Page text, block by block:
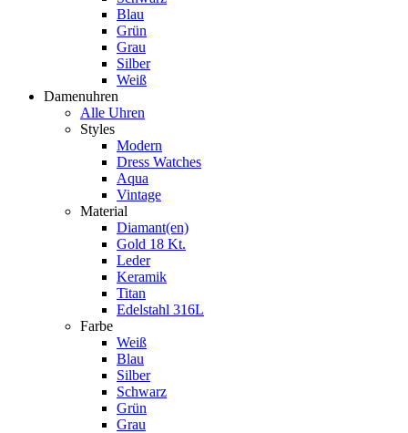
Blau
Grün
Grau
Silber
Weiß
Damenuhren
Alle Uhren
Styles
Modern
Dress Watches
Aqua
Vintage
Material
Diamant(en)
Gold 18 Kt.
Leder
Keramik
Titan
Edelstahl 316L
Farbe
Weiß
Blau
Silber
Schwarz
Grün
Grau